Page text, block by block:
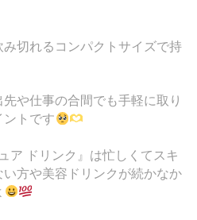
切れるコンパクトサイズで持
や仕事の合間でも手軽に取り
ントです
ア ドリンク』は忙しくてスキ
方や美容ドリンクが続かなか